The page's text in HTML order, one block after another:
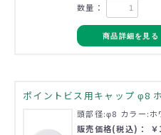
数量：
商品詳細を見る
ポイントビス用キャップ φ8
頭部径:φ8 カラー:ホ
販売価格(税込)：